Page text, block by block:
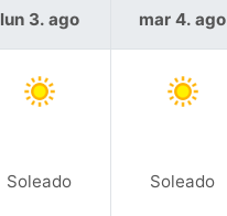
lun 3. ago
Soleado
mar 4. ago
Soleado